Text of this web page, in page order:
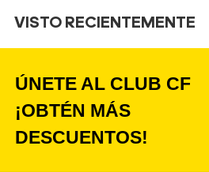
VISTO RECIENTEMENTE
ÚNETE AL CLUB CF
¡OBTÉN MÁS
DESCUENTOS!